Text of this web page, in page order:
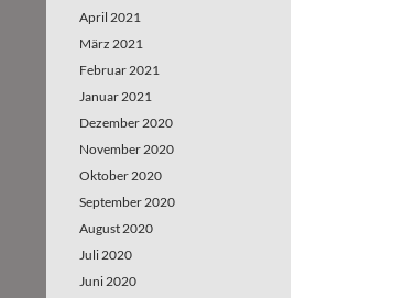
April 2021
März 2021
Februar 2021
Januar 2021
Dezember 2020
November 2020
Oktober 2020
September 2020
August 2020
Juli 2020
Juni 2020